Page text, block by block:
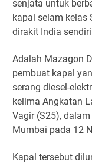
senjata untuk
kapal selam kelas
dirakit India
Adalah Mazagon
pembuat kapal
serang diesel-
kelima Angkatan
Vagir (S25),
Mumbai pada 12
Kapal tersebut